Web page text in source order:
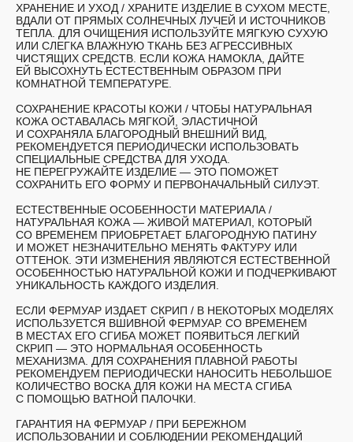
ХРАНЕНИЕ И УХОД / ХРАНИТЕ ИЗДЕЛИЕ В СУХОМ МЕСТЕ,
ВДАЛИ ОТ ПРЯМЫХ СОЛНЕЧНЫХ ЛУЧЕЙ И ИСТОЧНИКОВ
ТЕПЛА. ДЛЯ ОЧИЩЕНИЯ ИСПОЛЬЗУЙТЕ МЯГКУЮ СУХУЮ
ИЛИ СЛЕГКА ВЛАЖНУЮ ТКАНЬ БЕЗ АГРЕССИВНЫХ
ЧИСТЯЩИХ СРЕДСТВ. ЕСЛИ КОЖА НАМОКЛА, ДАЙТЕ
ЕЙ ВЫСОХНУТЬ ЕСТЕСТВЕННЫМ ОБРАЗОМ ПРИ
КОМНАТНОЙ ТЕМПЕРАТУРЕ.
СОХРАНЕНИЕ КРАСОТЫ КОЖИ / ЧТОБЫ НАТУРАЛЬНАЯ
КОЖА ОСТАВАЛАСЬ МЯГКОЙ, ЭЛАСТИЧНОЙ
И СОХРАНЯЛА БЛАГОРОДНЫЙ ВНЕШНИЙ ВИД,
РЕКОМЕНДУЕТСЯ ПЕРИОДИЧЕСКИ ИСПОЛЬЗОВАТЬ
СПЕЦИАЛЬНЫЕ СРЕДСТВА ДЛЯ УХОДА.
НЕ ПЕРЕГРУЖАЙТЕ ИЗДЕЛИЕ — ЭТО ПОМОЖЕТ
СОХРАНИТЬ ЕГО ФОРМУ И ПЕРВОНАЧАЛЬНЫЙ СИЛУЭТ.
ЕСТЕСТВЕННЫЕ ОСОБЕННОСТИ МАТЕРИАЛА /
НАТУРАЛЬНАЯ КОЖА — ЖИВОЙ МАТЕРИАЛ, КОТОРЫЙ
СО ВРЕМЕНЕМ ПРИОБРЕТАЕТ БЛАГОРОДНУЮ ПАТИНУ
И МОЖЕТ НЕЗНАЧИТЕЛЬНО МЕНЯТЬ ФАКТУРУ ИЛИ
ОТТЕНОК. ЭТИ ИЗМЕНЕНИЯ ЯВЛЯЮТСЯ ЕСТЕСТВЕННОЙ
ОСОБЕННОСТЬЮ НАТУРАЛЬНОЙ КОЖИ И ПОДЧЕРКИВАЮТ
УНИКАЛЬНОСТЬ КАЖДОГО ИЗДЕЛИЯ.
ЕСЛИ ФЕРМУАР ИЗДАЕТ СКРИП / В НЕКОТОРЫХ МОДЕЛЯХ
ИСПОЛЬЗУЕТСЯ ВШИВНОЙ ФЕРМУАР. СО ВРЕМЕНЕМ
В МЕСТАХ ЕГО СГИБА МОЖЕТ ПОЯВИТЬСЯ ЛЕГКИЙ
СКРИП — ЭТО НОРМАЛЬНАЯ ОСОБЕННОСТЬ
МЕХАНИЗМА. ДЛЯ СОХРАНЕНИЯ ПЛАВНОЙ РАБОТЫ
РЕКОМЕНДУЕМ ПЕРИОДИЧЕСКИ НАНОСИТЬ НЕБОЛЬШОЕ
КОЛИЧЕСТВО ВОСКА ДЛЯ КОЖИ НА МЕСТА СГИБА
С ПОМОЩЬЮ ВАТНОЙ ПАЛОЧКИ.
ГАРАНТИЯ НА ФЕРМУАР / ПРИ БЕРЕЖНОМ
ИСПОЛЬЗОВАНИИ И СОБЛЮДЕНИИ РЕКОМЕНДАЦИЙ